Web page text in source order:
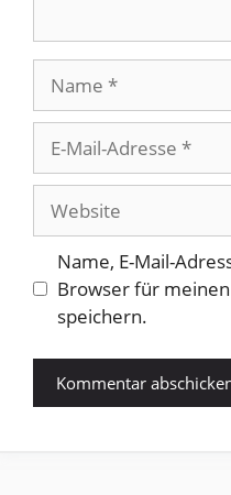
Mail-
Adresse
Website
Name, E-Mail-
Browser für
speichern.